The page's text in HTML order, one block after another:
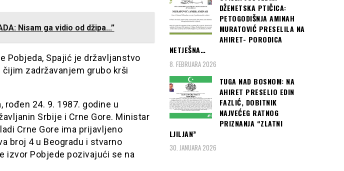
Nisam ga vidio od džipa...”
Pobjeda, Spajić je državljanstvo
zadržavanjem grubo krši
rođen 24. 9. 1987. godine u
Srbije i Crne Gore. Ministar
Crne Gore ima prijavljeno
broj 4 u Beogradu i stvarno
izvor Pobjede pozivajući se na
DŽENETSKA PTIČICA:
PETOGODIŠNJA AMINAH
MURATOVIĆ PRESELILA NA
AHIRET- PORODICA
NETJEŠNA…
8. FEBRUARA 2026
TUGA NAD BOSNOM: NA
AHIRET PRESELIO EDIN
FAZLIĆ, DOBITNIK
NAJVEĆEG RATNOG
PRIZNANJA “ZLATNI
LJILJAN”
30. JANUARA 2026